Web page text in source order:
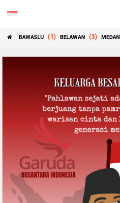
BAWASLU (1) BELAWAN (3) MEDAN